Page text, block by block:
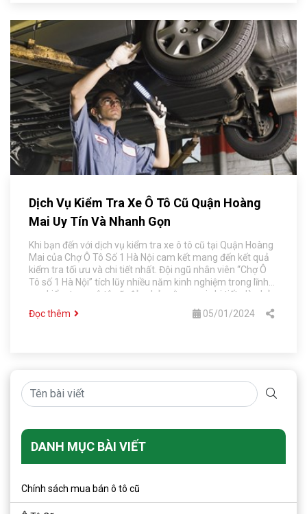
Dịch Vụ Kiểm Tra Xe Ô Tô Cũ Quận Hoàng
Mai Uy Tín Và Nhanh Gọn
Khi bạn đến với dịch vụ kiểm tra xe ô tô cũ tại Quận Hoàng
Mai của Chợ Ô Tô Số 1 Hà Nội cam kết mang đến kết quả
kiểm tra tối ưu và chi tiết nhất. Đội ngũ nhân viên “Chợ Ô
Tô số 1 Hà Nội” tích lũy nhiều năm kinh nghiệm trong lĩnh
vực kiểm tra xe ô tô cũ, đảm bảo rằng mọi chi tiết, dù nhỏ
nhất, của chiếc xe sẽ được kiểm tra kỹ càng trước khi bàn
giao xe cho khách hàng.
Đọc thêm 05/01/2024
DANH MỤC BÀI VIẾT
Chính sách mua bán ô tô cũ